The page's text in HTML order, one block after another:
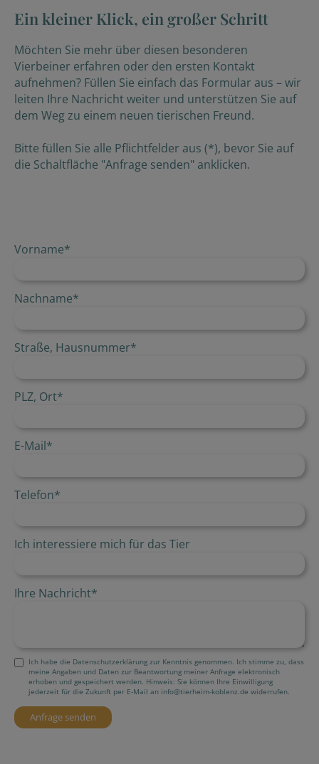
Ein kleiner Klick, ein großer Schritt
Möchten Sie mehr über diesen besonderen
Vierbeiner erfahren oder den ersten Kontakt
aufnehmen? Füllen Sie einfach das Formular aus – wir
leiten Ihre Nachricht weiter und unterstützen Sie auf
dem Weg zu einem neuen tierischen Freund.
Bitte füllen Sie alle Pflichtfelder aus (*), bevor Sie auf
die Schaltfläche "Anfrage senden" anklicken.
Vorname*
Nachname*
Straße, Hausnummer*
PLZ, Ort*
E-Mail*
Telefon*
Ich interessiere mich für das Tier
Ihre Nachricht*
Ich habe die Datenschutzerklärung zur Kenntnis genommen. Ich stimme zu, dass
meine Angaben und Daten zur Beantwortung meiner Anfrage elektronisch
erhoben und gespeichert werden. Hinweis: Sie können Ihre Einwilligung
jederzeit für die Zukunft per E-Mail an info@tierheim-koblenz.de widerrufen.